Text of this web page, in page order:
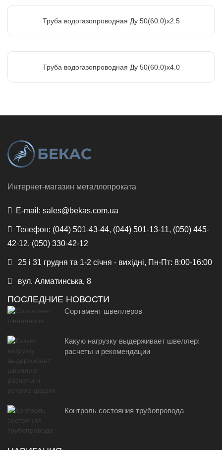
Труба водогазопроводная Ду 50(60.0)х2.5
Труба водогазопроводная Ду 50(60.0)х4.0
Интернет-магазин металлопроката
E-mail: sales@bekas.com.ua
Телефон: (044) 501-43-44, (044) 501-13-11, (050) 445-
42-12, (050) 330-42-12
25 і 31 грудня та 1-2 січня - вихідні, Пн-Пт: 8:00-16:00
вул. Алматинська, 8
ПОСЛЕДНИЕ НОВОСТИ
Сортамент швеллеров
Какую нагрузку выдерживает швеллер:
расчеты и рекомендации
Контроль состояния трубопровода